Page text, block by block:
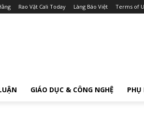
Rao Vặt Cali Today Làng Báo Việt Terms of
GIÁO DỤC & CÔNG NGHỆ